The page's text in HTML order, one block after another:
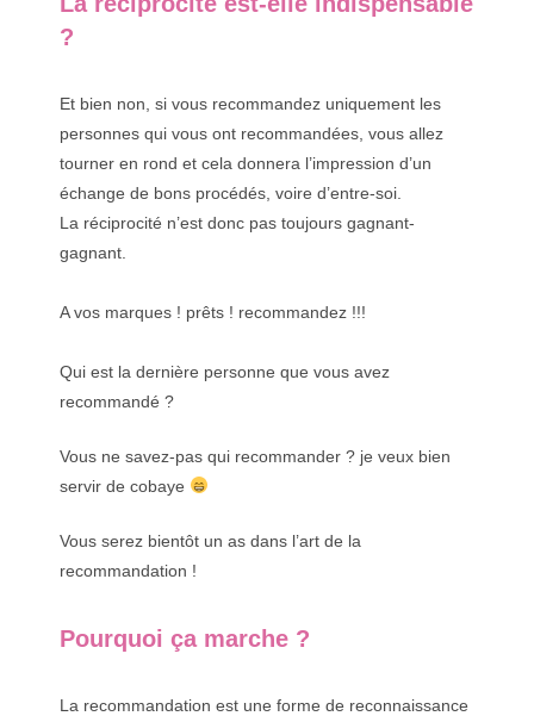
?
Et bien non, si vous recommandez uniquement les
personnes qui vous ont recommandées, vous allez
tourner en rond et cela donnera l’impression d’un
échange de bons procédés, voire d’entre-soi.
La réciprocité n’est donc pas toujours gagnant-
gagnant.
A vos marques ! prêts ! recommandez !!!
Qui est la dernière personne que vous avez
recommandé ?
Vous ne savez-pas qui recommander ? je veux bien
servir de cobaye
Vous serez bientôt un as dans l’art de la
recommandation !
Pourquoi ça marche ?
La recommandation est une forme de reconnaissance